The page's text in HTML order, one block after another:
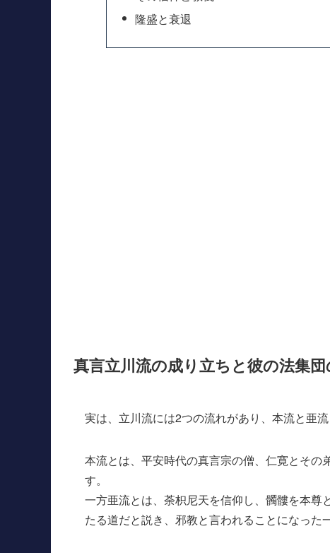
隆盛と衰退
真言立川流の成り立ちと彼の法集
実は、立川流には2つの流れがあり、本流と亜流
本流とは、平安時代の真言宗の僧、仁寛とそ
す。
一方亜流とは、荼枳尼天を信仰し、髑髏を本
たる道だと説き、邪教と言われることになった